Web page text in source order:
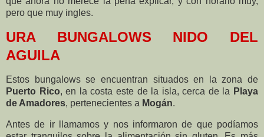
pero que muy ingles.
URA BUNGALOWS NIDO DEL
AGUILA
Estos bungalows se encuentran situados en la zona de
Puerto Rico, en la costa este de la isla, cerca de la Playa
de Amadores, pertenecientes a Mogán.
Antes de ir llamamos y nos informaron de que podíamos